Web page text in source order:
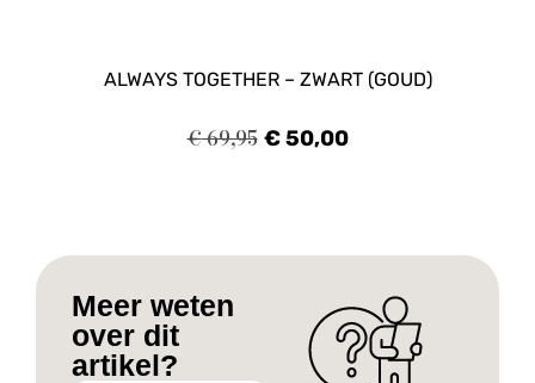
ALWAYS TOGETHER – ZWART (GOUD)
€69,95 €50,00
Meer weten
over dit
artikel?